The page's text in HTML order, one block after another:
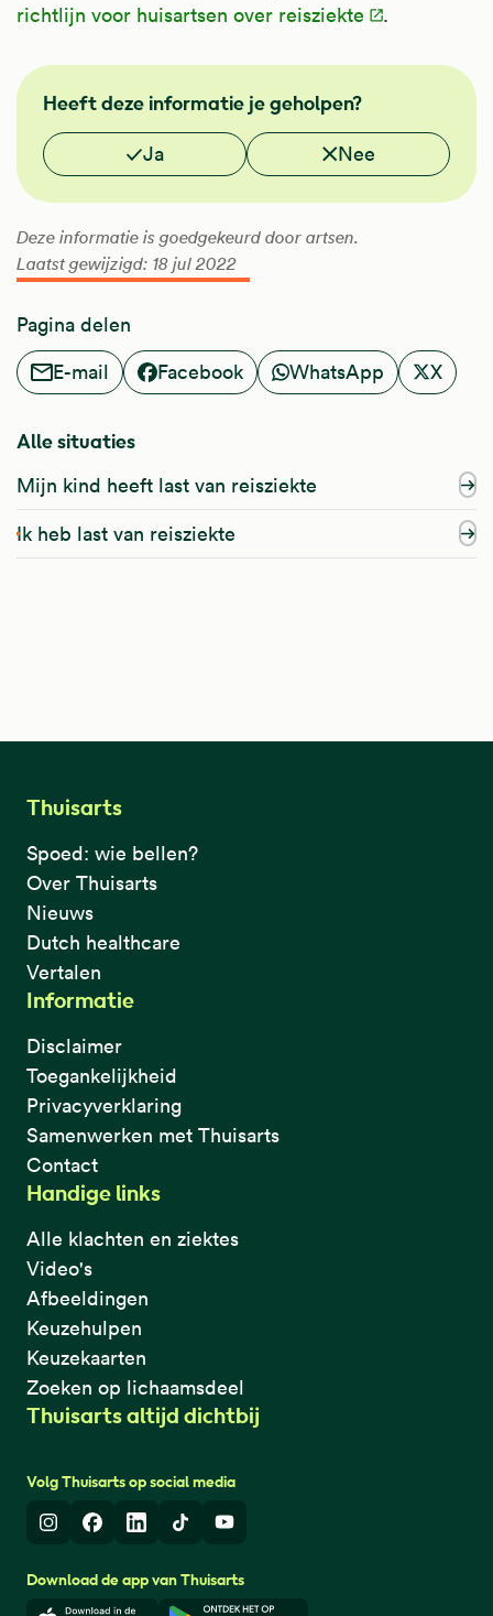
richtlijn voor huisartsen over reisziekte
.
NHG
Heeft deze informatie je geholpen?
Vond je deze informatie nuttig?
Ja Nee
Deze informatie is goedgekeurd door artsen.
Laatst gewijzigd: 18 jul 2022
Pagina delen
E-mail
Facebook WhatsApp X
Alle situaties
Mijn kind heeft last van reisziekte
Ik heb last van reisziekte
Thuisarts
Spoed: wie bellen?
Over Thuisarts
Nieuws
Dutch healthcare
Vertalen
Informatie
Disclaimer
Toegankelijkheid
Privacyverklaring
Samenwerken met Thuisarts
Contact
Handige links
Alle klachten en ziektes
Video's
Afbeeldingen
Keuzehulpen
Keuzekaarten
Zoeken op lichaamsdeel
Thuisarts altijd dichtbij
Volg Thuisarts op social media
InstagramFacebook
LinkedInTikTokYoutube
Download de app van Thuisarts